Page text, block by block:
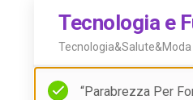
Tecnologia e
Tecnologia&Salute&Moda
“Parabrezza Per